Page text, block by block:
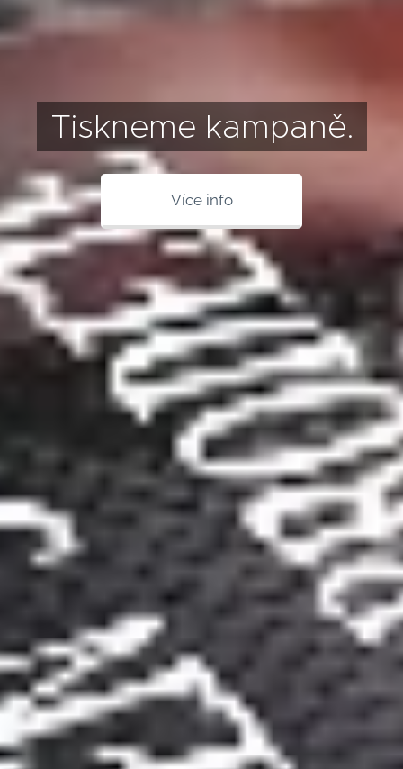
Tiskneme kampaně.
Více info